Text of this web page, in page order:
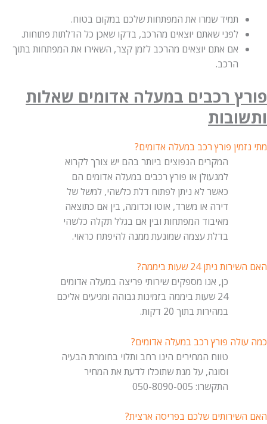
תמיד שמרו את המפתחות שלכם במקום בטוח.
לפני שאתם יוצאים מהרכב, בדקו שאכן כל הדלתות פתוחות.
אם אתם יוצאים מהרכב לזמן קצר, השאירו את המפתחות בתוך
הרכב.
רכבים במעלה אדומים שאלות
פורץ רכב במעלה אדומים?
המקרים הנפוצים ביותר בהם יש צורך לקרוא
למנעולן או פורץ רכבים במעלה אדומים הם
כאשר לא ניתן לפתוח דלת כלשהי, למשל של
דירה או משרד, אוטו וכדומה, בין אם כתוצאה
מאיבוד המפתחות ובין אם בגלל תקלה כלשהי
בדלת עצמה שמונעת ממנה להיפתח כראוי.
ניתן 24 שעות ביממה?
כן, אנו מספקים שירותי פריצה במעלה אדומים
24 שעות ביממה בזמינות גבוהה ומגיעים אליכם
במהירות בתוך 20 דקות.
פורץ רכב במעלה אדומים?
טווח המחירים הינו רחב ותלוי בחומרת הבעיה
וסוגה, על מנת שתוכלו לדעת את המחיר
התקשרו: 050-8090-005
שלכם בפריסה ארצית?